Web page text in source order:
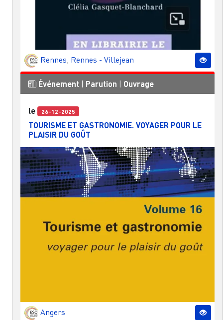
Rennes, Rennes - Villejean
Événement Parution Ouvrage
le 26-12-2025
TOURISME ET GASTRONOMIE. VOYAGER POUR LE
PLAISIR DU GOÛT
Angers